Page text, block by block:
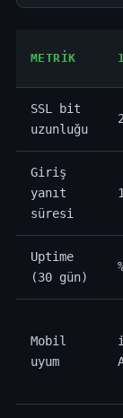
METRIK
SSL bit
uzunluğu
Giriş
yanıt
süresi
Uptime
(30 gün)
Mobil
uyum